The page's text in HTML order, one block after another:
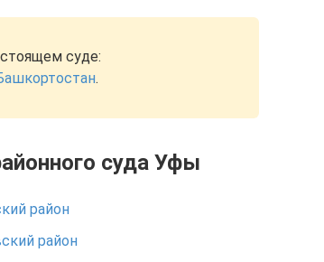
суде:
.
суда Уфы
район
район